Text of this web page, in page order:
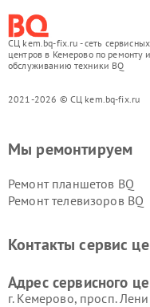
СЦ kem.bq-fix.ru - сеть сервисных
центров в Кемерово по ремонту и
обслуживанию техники BQ
2021-2026 © СЦ kem.bq-fix.ru
Мы ремонтируем
Ремонт планшетов BQ
Ремонт телевизоров BQ
Контакты сервис
Адрес сервисного
г. Кемерово, просп.